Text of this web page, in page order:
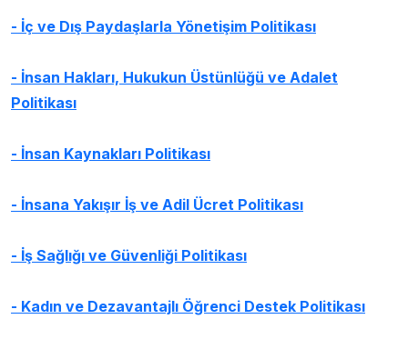
- İç ve Dış Paydaşlarla Yönetişim Politikası
- İnsan Hakları, Hukukun Üstünlüğü ve Adalet
Politikası
- İnsan Kaynakları Politikası
- İnsana Yakışır İş ve Adil Ücret Politikası
- İş Sağlığı ve Güvenliği Politikası
- Kadın ve Dezavantajlı Öğrenci Destek Politikası